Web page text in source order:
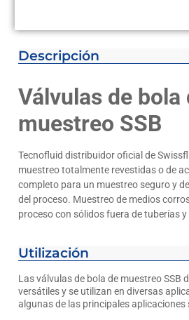
Descripción
Válvulas de bola
muestreo SSB
Tecnofluid distribuidor oficial de
muestreo totalmente revestidas o de
completo para un muestreo seguro y
del proceso. Muestreo de medios
proceso con sólidos fuera de tuberías
Utilización
Las válvulas de bola de muestreo SSB
versátiles y se utilizan en diversas
algunas de las principales aplicaciones